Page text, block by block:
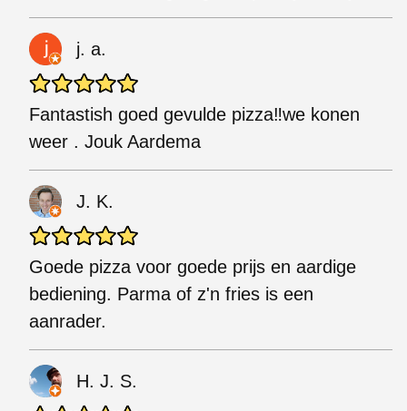
j. a.
Fantastish goed gevulde pizza‼we konen
weer . Jouk Aardema
J. K.
Goede pizza voor goede prijs en aardige
bediening. Parma of z'n fries is een
aanrader.
H. J. S.